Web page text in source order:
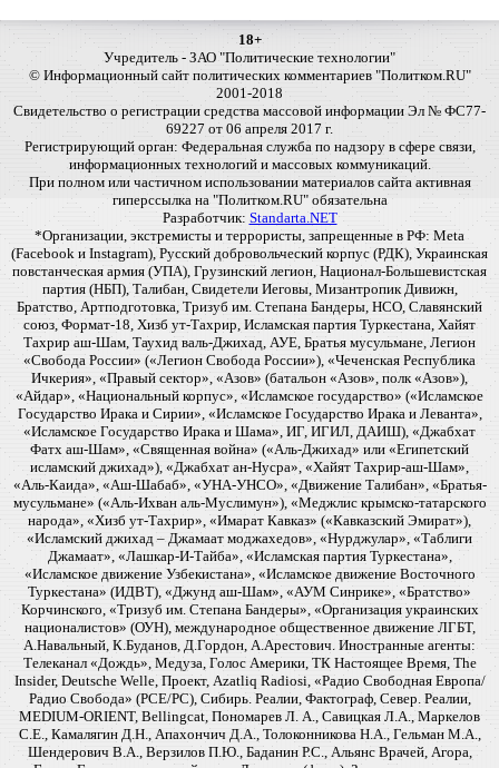
18+
Учредитель - ЗАО "Политические технологии"
© Информационный сайт политических комментариев "Политком.RU"
2001-2018
Свидетельство о регистрации средства массовой информации Эл № ФС77-
69227 от 06 апреля 2017 г.
Регистрирующий орган: Федеральная служба по надзору в сфере связи,
информационных технологий и массовых коммуникаций.
При полном или частичном использовании материалов сайта активная
гиперссылка на "Политком.RU" обязательна
Разработчик: Standarta.NET
*Организации, экстремисты и террористы, запрещенные в РФ: Meta
(Facebook и Instagram), Русский добровольческий корпус (РДК), Украинская
повстанческая армия (УПА), Грузинский легион, Национал-Большевистская
партия (НБП), Талибан, Свидетели Иеговы, Мизантропик Дивижн,
Братство, Артподготовка, Тризуб им. Степана Бандеры, НСО, Славянский
союз, Формат-18, Хизб ут-Тахрир, Исламская партия Туркестана, Хайят
Тахрир аш-Шам, Таухид валь-Джихад, АУЕ, Братья мусульмане, Легион
«Свобода России» («Легион Свобода России»), «Чеченская Республика
Ичкерия», «Правый сектор», «Азов» (батальон «Азов», полк «Азов»),
«Айдар», «Национальный корпус», «Исламское государство» («Исламское
Государство Ирака и Сирии», «Исламское Государство Ирака и Леванта»,
«Исламское Государство Ирака и Шама», ИГ, ИГИЛ, ДАИШ), «Джабхат
Фатх аш-Шам», «Священная война» («Аль-Джихад» или «Египетский
исламский джихад»), «Джабхат ан-Нусра», «Хайят Тахрир-аш-Шам»,
«Аль-Каида», «Аш-Шабаб», «УНА-УНСО», «Движение Талибан», «Братья-
мусульмане» («Аль-Ихван аль-Муслимун»), «Меджлис крымско-татарского
народа», «Хизб ут-Тахрир», «Имарат Кавказ» («Кавказский Эмират»),
«Исламский джихад – Джамаат моджахедов», «Нурджулар», «Таблиги
Джамаат», «Лашкар-И-Тайба», «Исламская партия Туркестана»,
«Исламское движение Узбекистана», «Исламское движение Восточного
Туркестана» (ИДВТ), «Джунд аш-Шам», «АУМ Синрике», «Братство»
Корчинского, «Тризуб им. Степана Бандеры», «Организация украинских
националистов» (ОУН), международное общественное движение ЛГБТ,
А.Навальный, К.Буданов, Д.Гордон, А.Арестович. Иностранные агенты:
Телеканал «Дождь», Медуза, Голос Америки, ТК Настоящее Время, The
Insider, Deutsche Welle, Проект, Azatliq Radiosi, «Радио Свободная Европа/
Радио Свобода» (PCE/PC), Сибирь. Реалии, Фактограф, Север. Реалии,
MEDIUM-ORIENT, Bellingcat, Пономарев Л. А., Савицкая Л.А., Маркелов
С.Е., Камалягин Д.Н., Апахончич Д.А., Толоконникова Н.А., Гельман М.А.,
Шендерович В.А., Верзилов П.Ю., Баданин Р.С., Альянс Врачей, Агора,